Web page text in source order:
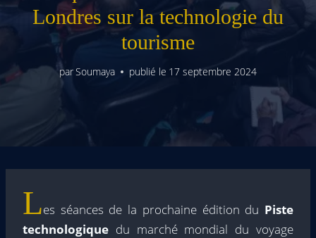
Londres sur la technologie du
tourisme
parSoumaya publié le 17 septembre 2024
Les séances de la prochaine édition du Piste
technologique du marché mondial du voyage